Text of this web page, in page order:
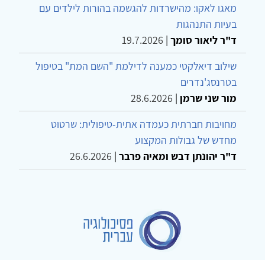
מאגו לאקו: מהישרדות להגשמה בהורות לילדים עם
בעיות התנהגות
ד"ר ליאור סומך |
19.7.2026
שילוב דיאלקטי כמענה לדילמת "השם המת" בטיפול
בטרנסג'נדרים
מור שני שרמן |
28.6.2026
מחויבות חברתית כעמדה אתית-טיפולית: שרטוט
מחדש של גבולות המקצוע
ד"ר יהונתן דבש ומאיה פרבר |
26.6.2026